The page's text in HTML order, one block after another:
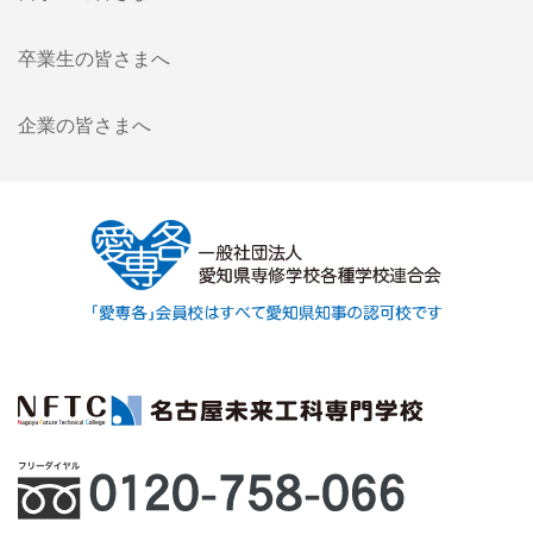
卒業生の皆さまへ
企業の皆さまへ